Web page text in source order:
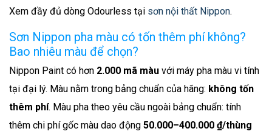
Xem đầy đủ dòng Odourless tại sơn nội thất Nippon.
Sơn Nippon pha màu có tốn thêm phí không?
Bao nhiêu màu để chọn?
Nippon Paint có hơn 2.000 mã màu với máy pha màu vi tính
tại đại lý. Màu nằm trong bảng chuẩn của hãng: không tốn
thêm phí. Màu pha theo yêu cầu ngoài bảng chuẩn: tính
thêm chi phí gốc màu dao động 50.000–400.000 ₫/thùng